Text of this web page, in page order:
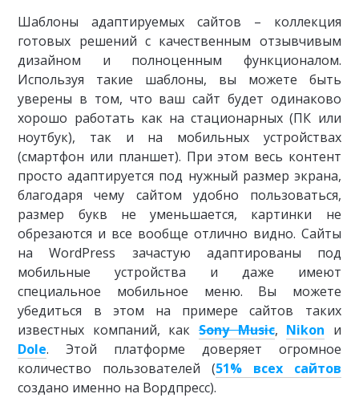
Шаблоны адаптируемых сайтов – коллекция
готовых решений с качественным отзывчивым
дизайном и полноценным функционалом.
Используя такие шаблоны, вы можете быть
уверены в том, что ваш сайт будет одинаково
хорошо работать как на стационарных (ПК или
ноутбук), так и на мобильных устройствах
(смартфон или планшет). При этом весь контент
просто адаптируется под нужный размер экрана,
благодаря чему сайтом удобно пользоваться,
размер букв не уменьшается, картинки не
обрезаются и все вообще отлично видно. Сайты
на WordPress зачастую адаптированы под
мобильные устройства и даже имеют
специальное мобильное меню. Вы можете
убедиться в этом на примере сайтов таких
известных компаний, как Sony Music, Nikon и
Dole. Этой платформе доверяет огромное
количество пользователей (51% всех сайтов
создано именно на Вордпресс).